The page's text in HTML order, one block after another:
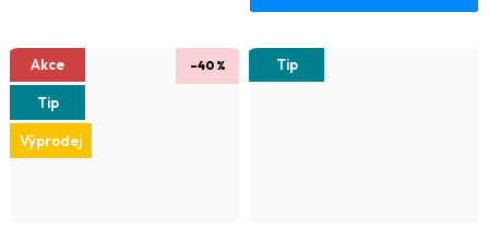
5,0
–40 %
Akce
Tip
Výprodej
Tip